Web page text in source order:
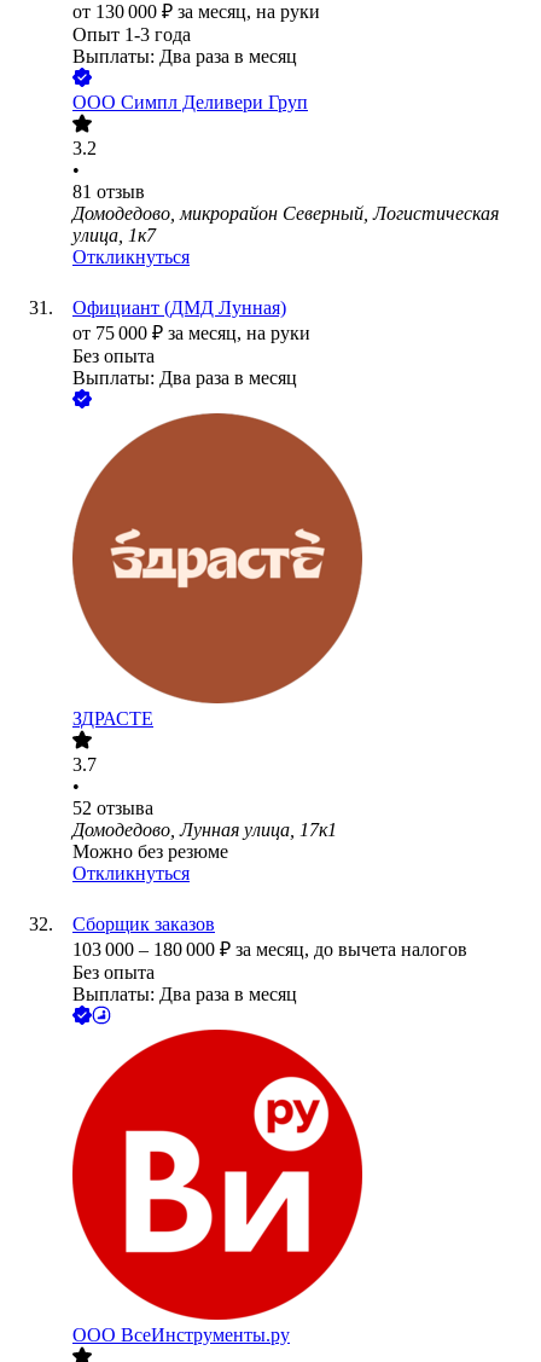
от 130 000 ₽ за месяц, на руки
Опыт 1-3 года
Выплаты: Два раза в месяц
ООО Симпл Деливери Груп
3.2
•
81 отзыв
Домодедово, микрорайон Северный, Логистическая
улица, 1к7
Откликнуться
Официант (ДМД Лунная)
от 75 000 ₽ за месяц, на руки
Без опыта
Выплаты: Два раза в месяц
ЗДРАСТЕ
3.7
•
52 отзыва
Домодедово, Лунная улица, 17к1
Можно без резюме
Откликнуться
Сборщик заказов
103 000 – 180 000 ₽ за месяц, до вычета налогов
Без опыта
Выплаты: Два раза в месяц
ООО ВсеИнструменты.ру